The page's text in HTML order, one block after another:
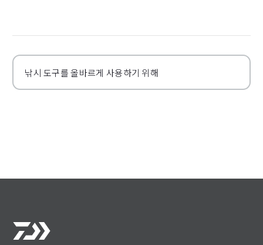
낚시 도구를 올바르게 사용하기 위해